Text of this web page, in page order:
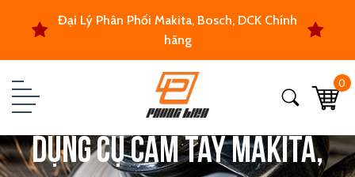
Đại Lý Phân Phối Makita, Bosch, DCK Chính
hãng
0
Dụng cụ cầm tay Makita,